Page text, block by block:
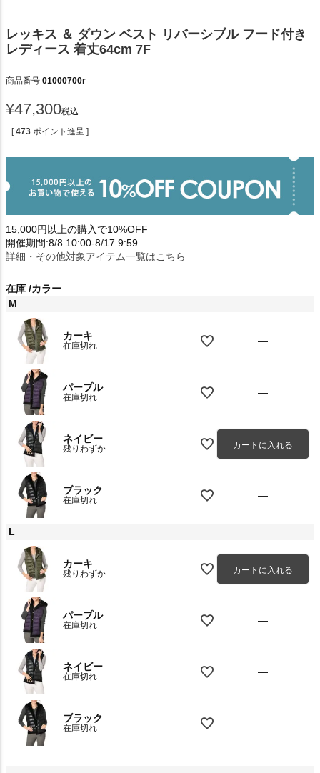
レッキス ＆ ダウン ベスト リバーシブル フード付き
レディース 着丈64cm 7F
商品番号 01000700r
¥47,300税込
[ 473 ポイント進呈 ]
15,000円以上の購入で10%OFF
開催期間:8/8 10:00-8/17 9:59
詳細・その他対象アイテム一覧はこちら
在庫 カラー
M
カーキ
在庫切れ —
パープル
在庫切れ —
ネイビー
残りわずか カートに入れる
ブラック
在庫切れ —
L
カーキ
残りわずか カートに入れる
パープル
在庫切れ —
ネイビー
在庫切れ —
ブラック
在庫切れ —